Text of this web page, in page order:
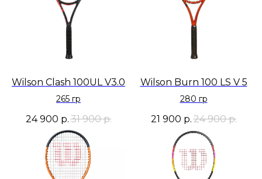
Wilson Clash 100UL V3.0
265 гр
24 900 р.31 900 р.
Wilson Burn 100 LS V 5
280 гр
21 900 р.24 900 р.